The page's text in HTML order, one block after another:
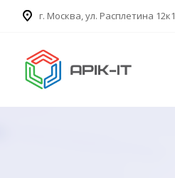
​г. Москва, ул. Расплетина 12к1